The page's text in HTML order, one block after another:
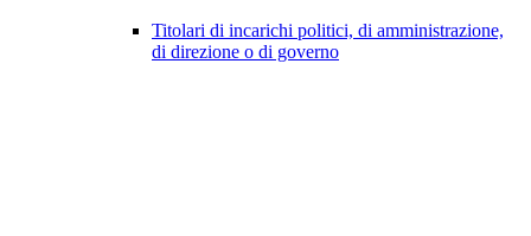
Titolari di incarichi politici, di amministrazione,
di direzione o di governo